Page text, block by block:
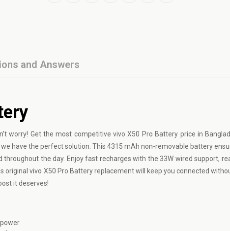
and Answers
worry! Get the most competitive vivo X50 Pro Battery price in
have the perfect solution. This 4315 mAh non-removable battery
the day. Enjoy fast recharges with the 33W wired support,
original vivo X50 Pro Battery replacement will keep you connected
it deserves!